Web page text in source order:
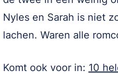
Nyles en Sarah is niet
lachen. Waren alle
Komt ook voor in: 10